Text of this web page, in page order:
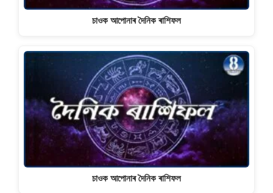
চাওক আপোনাৰ দৈনিক ৰাশিফল
চাওক আপোনাৰ দৈনিক ৰাশিফল